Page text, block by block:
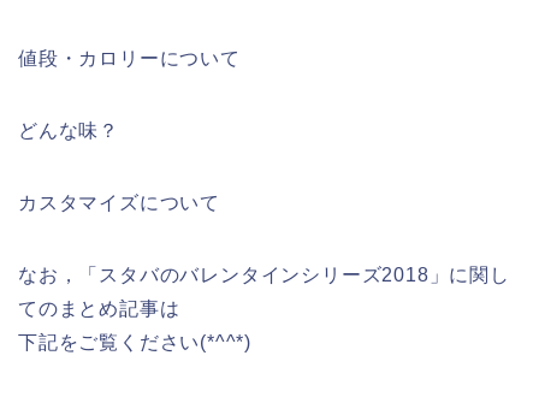
値段・カロリーについて
どんな味？
カスタマイズについて
なお，「スタバのバレンタインシリーズ2018」に関し
てのまとめ記事は
下記をご覧ください(*^^*)